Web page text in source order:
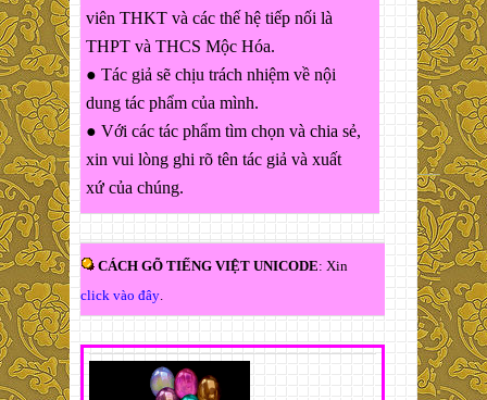
viên THKT và các thế hệ tiếp nối là
THPT và THCS Mộc Hóa.
● Tác giả sẽ chịu trách nhiệm về nội
dung tác phẩm của mình.
● Với các tác phẩm tìm chọn và chia sẻ,
xin vui lòng ghi rõ tên tác giả và xuất
xứ của chúng.
CÁCH GÕ TIẾNG VIỆT UNICODE: Xin
click vào đây